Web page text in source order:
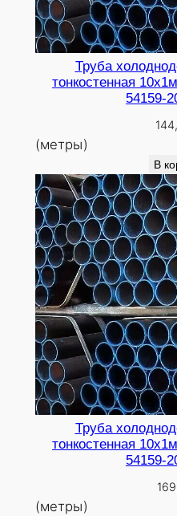
Труба
тонкостенная
54159-
(метры)
В
Труба
тонкостенная
54159-
(метры)